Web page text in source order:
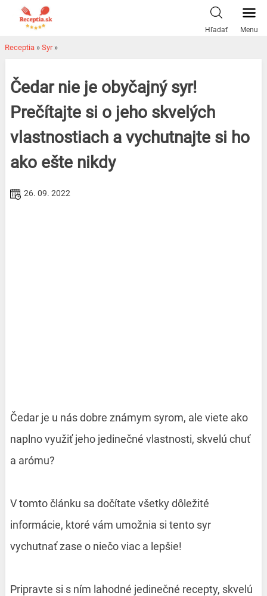
Hľadať Menu
Receptia » Syr»
Čedar nie je obyčajný syr!
Prečítajte si o jeho skvelých
vlastnostiach a vychutnajte si ho
ako ešte nikdy
26. 09. 2022
Čedar je u nás dobre známym syrom, ale viete ako
naplno využiť jeho jedinečné vlastnosti, skvelú chuť
a arómu?
V tomto článku sa dočítate všetky dôležité
informácie, ktoré vám umožnia si tento syr
vychutnať zase o niečo viac a lepšie!
Pripravte si s ním lahodné jedinečné recepty, skvelú